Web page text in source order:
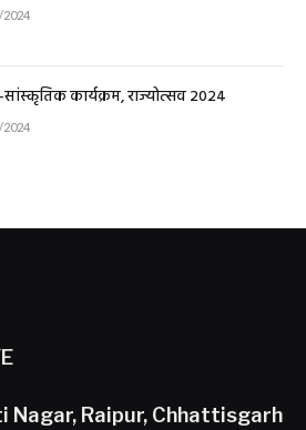
2024
सांस्कृतिक कार्यक्रम, राज्योत्सव 2024
2024
Nagar, Raipur, Chhattisgarh